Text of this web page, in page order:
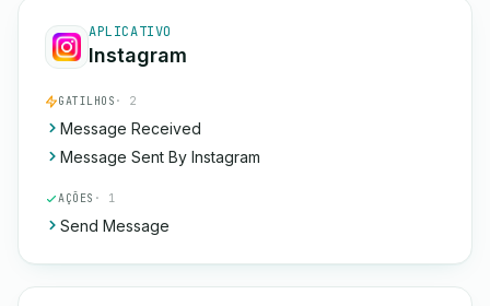
APLICATIVO
Instagram
GATILHOS · 2
Message Received
Message Sent By Instagram
AÇÕES · 1
Send Message